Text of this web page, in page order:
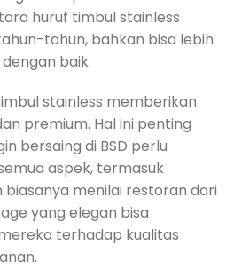
huruf timbul stainless
tahun, bahkan bisa lebih
baik.
stainless memberikan
premium. Hal ini penting
bersaing di BSD perlu
aspek, termasuk
menilai restoran dari
yang elegan bisa
terhadap kualitas